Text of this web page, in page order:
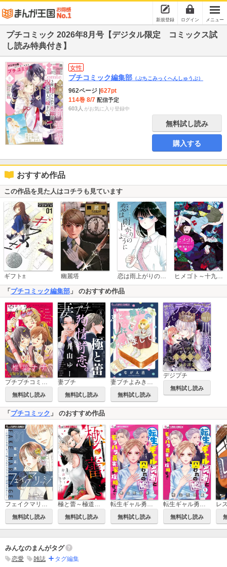
新規登録 ログイン メニュー
プチコミック 2026年8月号【デジタル限定 コミックス試
し読み特典付き】
女性
プチコミック編集部 （ぷちこみっくへんしゅうぶ）
962ページ 627pt
114巻 8/7 配信予定
603人 がお気に入り登録中
無料試し読み
購入する
おすすめ作品
この作品を見た人はコチラも見ています
ギフト± 幽麗塔 恋は雨上がりのように ヒメゴト～十九歳の制服～
「 プチコミック編集部 」 のおすすめ作品
プチプチコミック
無料試し読み
妻プチ
無料試し読み 無料試し読み
デジプチ
無料試し読み
「 プチコミック 」 のおすすめ作品
フェイクマリッジ～元彼の子を身ごもって捨てられたらセレブ彼に求婚されました～【マイクロ】
無料試し読み
極と蕾～極道と恋を知らない人妻と～
無料試し読み
転生ギャル勇者と囚われの姫～モラハラ義実家を攻略せよ～【マイクロ】
無料試し読み
転生ギャル勇者と囚われの姫～モラハラ義実家を攻略せよ～
無料試し読み
みんなのまんがタグ
恋愛 雑誌 タグ編集